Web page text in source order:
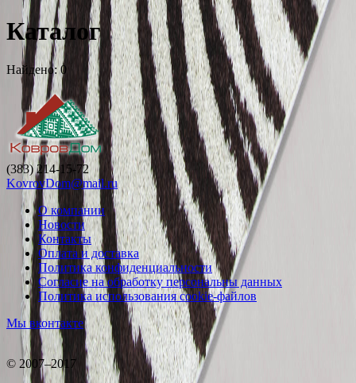
Каталог
Найдено: 0
(383) 214-15-72
KovrovDom@mail.ru
О компании
Новости
Контакты
Оплата и доставка
Политика конфиденциальности
Согласие на обработку персональны данных
Политика использования cookie-файлов
Мы вконтакте
© 2007–2017